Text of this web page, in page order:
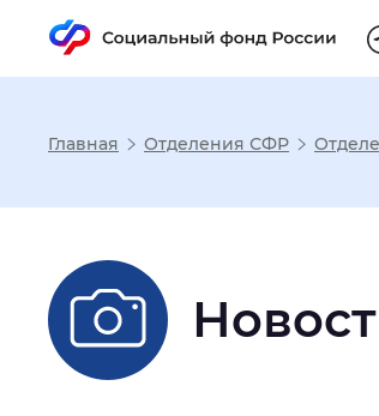
Размер шрифта
Шрифт
Главная Отделения СФР